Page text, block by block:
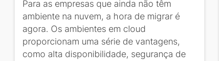
Para as empresas que ainda não têm
ambiente na nuvem, a hora de migrar é
agora. Os ambientes em cloud
proporcionam uma série de vantagens,
como alta disponibilidade, segurança de